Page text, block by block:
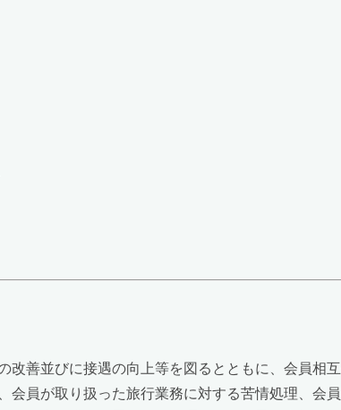
改善並びに接遇の向上等を図るとともに、会員相
会員が取り扱った旅行業務に対する苦情処理、会